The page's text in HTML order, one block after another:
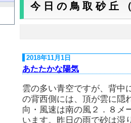
今日の鳥取砂丘
2018年11月1日
あたたかな陽気
雲の多い青空ですが、背中
の背西側には、頂が雲に隠
向・風速は南の風２．８メ
います。昨日の雨で砂は湿